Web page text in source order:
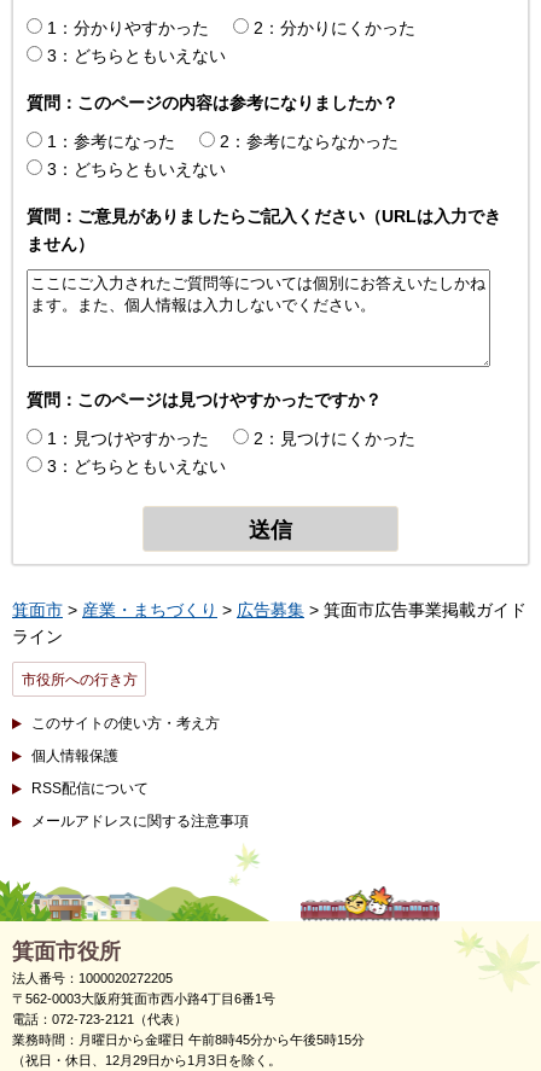
1：分かりやすかった
2：分かりにくかった
3：どちらともいえない
質問：このページの内容は参考になりましたか？
1：参考になった
2：参考にならなかった
3：どちらともいえない
質問：ご意見がありましたらご記入ください（URLは入力でき
ません）
質問：このページは見つけやすかったですか？
1：見つけやすかった
2：見つけにくかった
3：どちらともいえない
箕面市 > 産業・まちづくり > 広告募集 > 箕面市広告事業掲載ガイド
ライン
市役所への行き方
このサイトの使い方・考え方
個人情報保護
RSS配信について
メールアドレスに関する注意事項
箕面市役所
法人番号：1000020272205
〒562-0003大阪府箕面市西小路4丁目6番1号
電話：072-723-2121（代表）
業務時間：月曜日から金曜日 午前8時45分から午後5時15分
（祝日・休日、12月29日から1月3日を除く。